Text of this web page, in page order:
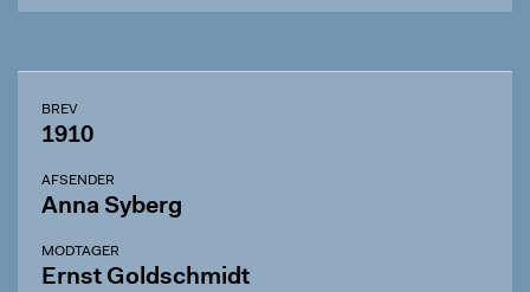
BREV
1910
AFSENDER
Anna Syberg
MODTAGER
Ernst Goldschmidt